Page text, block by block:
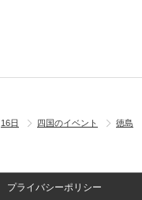
16日 四国のイベント
徳島
プライバシーポリシー